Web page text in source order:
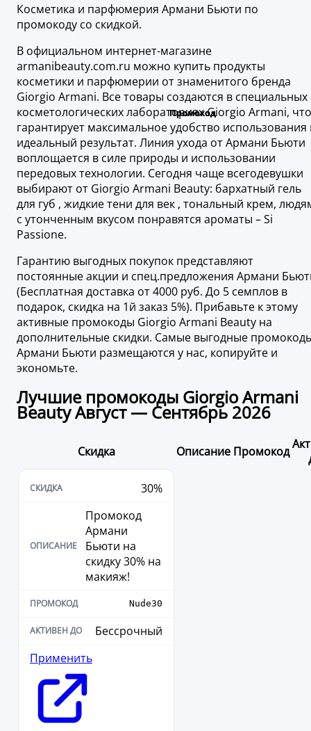
Косметика и парфюмерия Армани Бьюти по
промокоду со скидкой.
В официальном интернет-магазине
armanibeauty.com.ru можно купить продукты
косметики и парфюмерии от знаменитого бренда
Giorgio Armani. Все товары создаются в специальных
косметологических лабораториях Giorgio Armani, что
гарантирует максимальное удобство использования
идеальный результат. Линия ухода от Армани Бьюти
воплощается в силе природы и использовании
передовых технологии. Сегодня чаще всегодевушки
выбирают от Giorgio Armani Beauty: бархатный гель
для губ , жидкие тени для век , тональный крем,
с утонченным вкусом понравятся ароматы – Si
Passione.
Гарантию выгодных покупок представляют
постоянные акции и спец.предложения Армани
(Бесплатная доставка от 4000 руб. До 5 семплов в
подарок, скидка на 1й заказ 5%). Прибавьте к этому
активные промокоды Giorgio Armani Beauty на
дополнительные скидки. Самые выгодные
Армани Бьюти размещаются у нас, копируйте и
экономьте.
Лучшие промокоды Giorgio Armani
Beauty Август — Сентябрь 2026
Скидка Описание Промокод
30%
Промокод
Армани
Бьюти на
скидку 30% на
макияж!
Nude30
Бессрочный
Применить